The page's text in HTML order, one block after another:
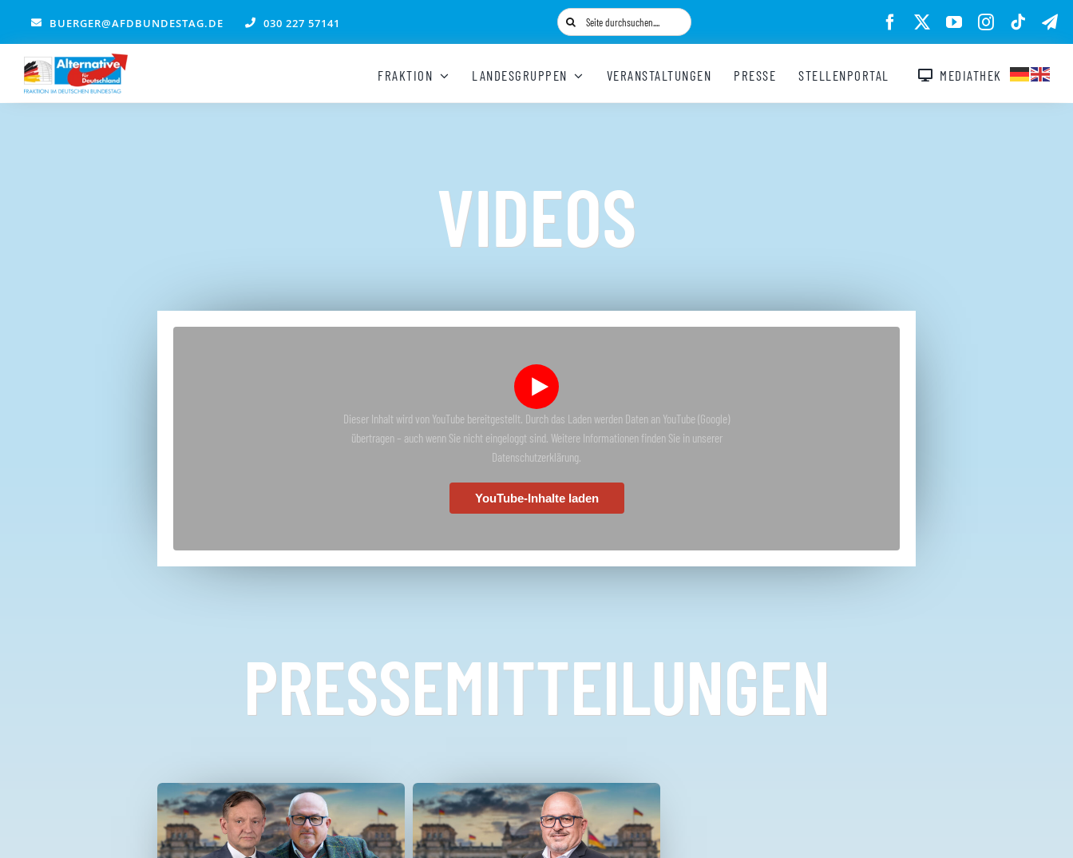
springen
BUERGER@AFDBUNDESTAG.DE 030 227 57141
Suche
nach:
FRAKTION LANDESGRUPPEN VERANSTALTUNGEN PRESSE STELLENPORTAL MEDIATHEK
VIDEOS
Dieser Inhalt wird von YouTube bereitgestellt. Durch das Laden werden Daten an YouTube (Google)
übertragen – auch wenn Sie nicht eingeloggt sind. Weitere Informationen finden Sie in unserer
Datenschutzerklärung.
YouTube-Inhalte laden
PRESSEMITTEILUNGEN